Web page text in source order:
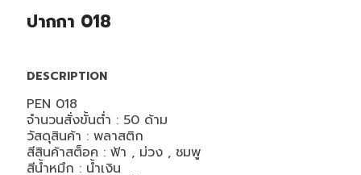
ปากกา 018
DESCRIPTION
PEN 018
จำนวนสั่งขั้นต่ำ : 50 ด้าม
วัสดุสินค้า : พลาสติก
สีสินค้าสต็อค : ฟ้า , ม่วง , ชมพู
สีน้ำหมึก : น้ำเงิน